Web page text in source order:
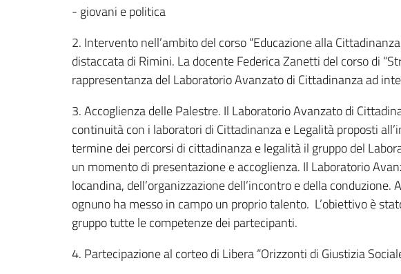
- giovani e politica
2. Intervento nell’ambito del corso “Educazione alla
distaccata di Rimini. La docente Federica Zanetti del corso di
rappresentanza del Laboratorio Avanzato di Cittadinanza ad
3. Accoglienza delle Palestre. Il Laboratorio Avanzato di
continuità con i laboratori di Cittadinanza e Legalità proposti
termine dei percorsi di cittadinanza e legalità il gruppo del
un momento di presentazione e accoglienza. Il Laboratorio
locandina, dell’organizzazione dell’incontro e della
ognuno ha messo in campo un proprio talento. L’obiettivo è
gruppo tutte le competenze dei partecipanti.
4. Partecipazione al corteo di Libera “Orizzonti di Giustizia